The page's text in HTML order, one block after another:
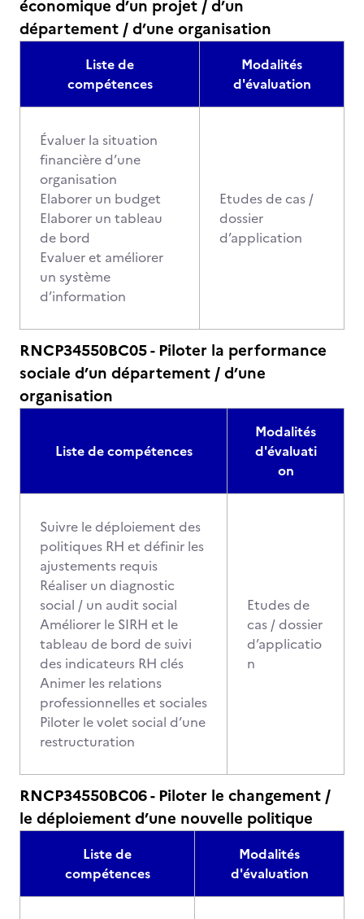
économique d’un projet / d’un
département / d’une organisation
Liste de
compétences
Modalités
d'évaluation
Évaluer la situation
financière d’une
organisation
Elaborer un budget
Elaborer un tableau
de bord
Evaluer et améliorer
un système
d’information
Etudes de cas /
dossier
d’application
RNCP34550BC05 - Piloter la performance
sociale d’un département / d’une
organisation
Liste de compétences
Modalités
d'évaluati
on
Suivre le déploiement des
politiques RH et définir les
ajustements requis
Réaliser un diagnostic
social / un audit social
Améliorer le SIRH et le
tableau de bord de suivi
des indicateurs RH clés
Animer les relations
professionnelles et sociales
Piloter le volet social d’une
restructuration
Etudes de
cas / dossier
d’applicatio
n
RNCP34550BC06 - Piloter le changement /
le déploiement d’une nouvelle politique
Liste de
compétences
Modalités
d'évaluation